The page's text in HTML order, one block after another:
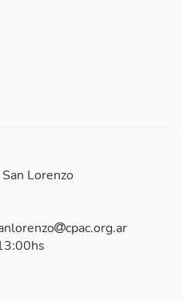
Lorenzo
cpac.org.ar